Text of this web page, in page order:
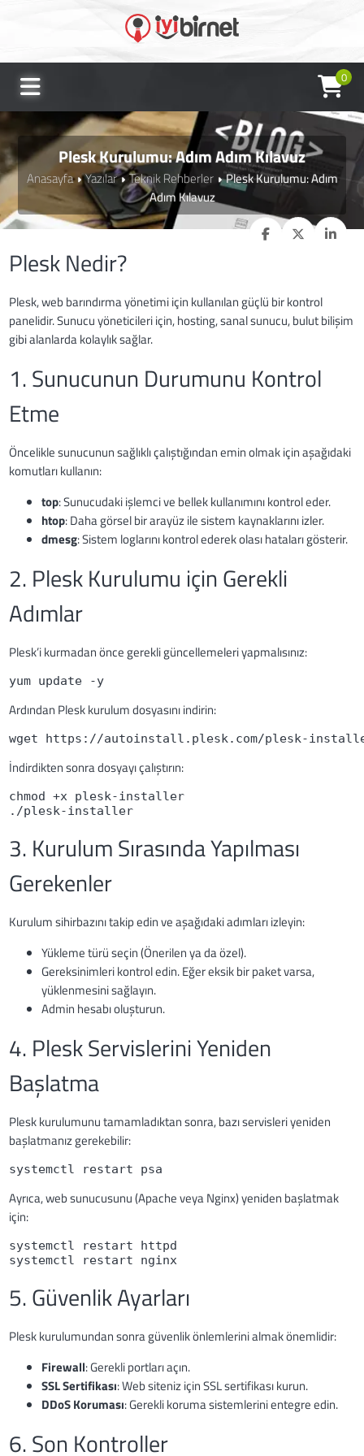
0
Plesk Kurulumu: Adım Adım Kılavuz
Anasayfa Yazılar Teknik Rehberler
Plesk Kurulumu: Adım
Adım Kılavuz
Plesk Nedir?
Plesk, web barındırma yönetimi için kullanılan güçlü bir kontrol
panelidir. Sunucu yöneticileri için, hosting, sanal sunucu, bulut bilişim
gibi alanlarda kolaylık sağlar.
1. Sunucunun Durumunu Kontrol
Etme
Öncelikle sunucunun sağlıklı çalıştığından emin olmak için aşağıdaki
komutları kullanın:
top: Sunucudaki işlemci ve bellek kullanımını kontrol eder.
htop: Daha görsel bir arayüz ile sistem kaynaklarını izler.
dmesg: Sistem loglarını kontrol ederek olası hataları gösterir.
2. Plesk Kurulumu için Gerekli
Adımlar
Plesk’i kurmadan önce gerekli güncellemeleri yapmalısınız:
yum update -y
Ardından Plesk kurulum dosyasını indirin:
wget https://autoinstall.plesk.com/plesk-
İndirdikten sonra dosyayı çalıştırın:
chmod +x plesk-installer
./plesk-installer
3. Kurulum Sırasında Yapılması
Gerekenler
Kurulum sihirbazını takip edin ve aşağıdaki adımları izleyin:
Yükleme türü seçin (Önerilen ya da özel).
Gereksinimleri kontrol edin. Eğer eksik bir paket varsa,
yüklenmesini sağlayın.
Admin hesabı oluşturun.
4. Plesk Servislerini Yeniden
Başlatma
Plesk kurulumunu tamamladıktan sonra, bazı servisleri yeniden
başlatmanız gerekebilir:
systemctl restart psa
Ayrıca, web sunucusunu (Apache veya Nginx) yeniden başlatmak
için:
systemctl restart httpd
systemctl restart nginx
5. Güvenlik Ayarları
Plesk kurulumundan sonra güvenlik önlemlerini almak önemlidir:
Firewall: Gerekli portları açın.
SSL Sertifikası: Web siteniz için SSL sertifikası kurun.
DDoS Koruması: Gerekli koruma sistemlerini entegre edin.
6. Son Kontroller